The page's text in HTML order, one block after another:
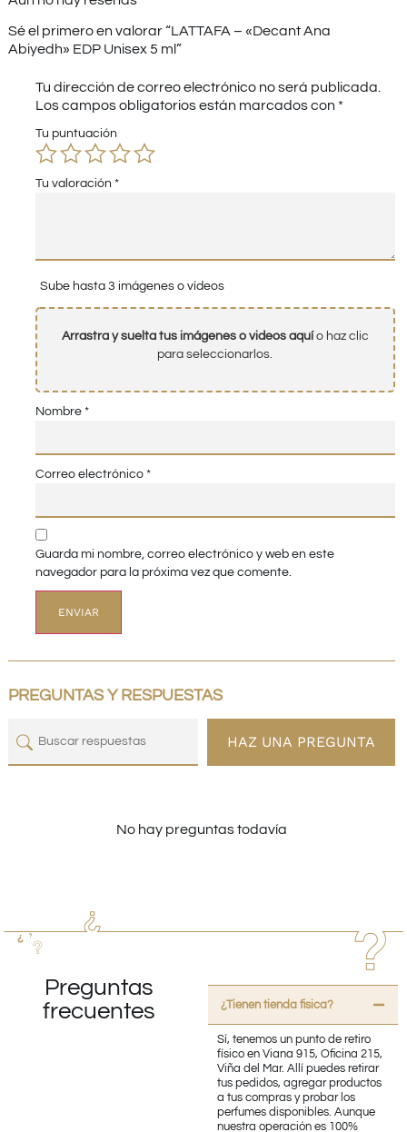
Sé el primero en valorar “LATTAFA – «Decant Ana
Abiyedh» EDP Unisex 5 ml”
Tu dirección de correo electrónico no será publicada.
Los campos obligatorios están marcados con *
Tu puntuación
Tu valoración *
Sube hasta 3 imágenes o vídeos
Arrastra y suelta tus imágenes o videos aquío haz clic
para seleccionarlos.
Nombre *
Correo electrónico *
Guarda mi nombre, correo electrónico y web en este
navegador para la próxima vez que comente.
PREGUNTAS Y RESPUESTAS
HAZ UNA PREGUNTA
No hay preguntas todavía
Preguntas
frecuentes
¿Tienen tienda fisica?
Sí, tenemos un punto de retiro
físico en Viana 915, Oficina 215,
Viña del Mar. Allí puedes retirar
tus pedidos, agregar productos
a tus compras y probar los
perfumes disponibles. Aunque
nuestra operación es 100%